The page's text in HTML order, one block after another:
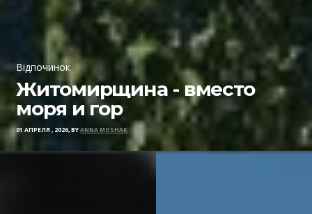
Відпочинок
Житомирщина - вместо
моря и гор
01 АПРЕЛЯ , 2026, BYANNA MOSHAK